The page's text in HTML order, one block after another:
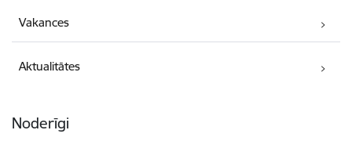
Vakances
Aktualitātes
Noderīgi